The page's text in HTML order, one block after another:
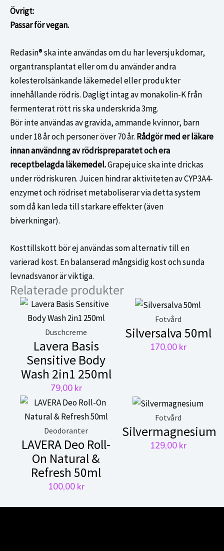
Övrigt:
Passar för vegan.
Redasin® ska inte användas om du har leversjukdomar,
organtransplantat eller om du använder andra
kolesterolsänkande läkemedel eller produkter
innehållande rödris. Dagligt intag av monakolin-K från
fermenterat rött ris ska underskrida 3mg.
Bör inte användas av gravida, ammande kvinnor, barn
under 18 år och personer över 70 år. Rådgör med er läkare
innan användnng av rödrispreparatet och era
receptbelagda läkemedel.Grapejuice ska inte drickas
under rödriskuren. Juicen hindrar aktiviteten av CYP3A4-
enzymet och rödriset metaboliserar via detta system
som då kan leda till starkare effekter (även
biverkningar).
Kosttillskott bör ej användas som alternativ till en
varierad kost. En balanserad mångsidig kost och sunda
levnadsvanor är viktiga.
Relaterade produkter
Duschcreme
Lavera Basis
Sensitive Body
Wash 2in1 250ml
79,00 kr
Fotvård
Silversalva 50ml
170,00 kr
Deodoranter
LAVERA Deo Roll-
On Natural &
Refresh 50ml
100,00 kr
Fotvård
Silvermagnesium
129,00 kr